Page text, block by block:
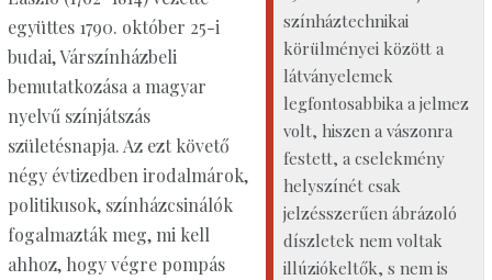
színháztechnikai
körülményei között a
látványelemek
legfontosabbika a jelmez
volt, hiszen a vászonra
festett, a cselekmény
helyszínét csak
jelzésszerűen ábrázoló
díszletek nem voltak
illúziókeltők, s nem is
együttes 1790. október 25-i
budai, Várszínházbeli
bemutatkozása a magyar
nyelvű színjátszás
születésnapja. Az ezt követő
négy évtizedben irodalmárok,
politikusok, színházcsinálók
fogalmazták meg, mi kell
ahhoz, hogy végre pompás